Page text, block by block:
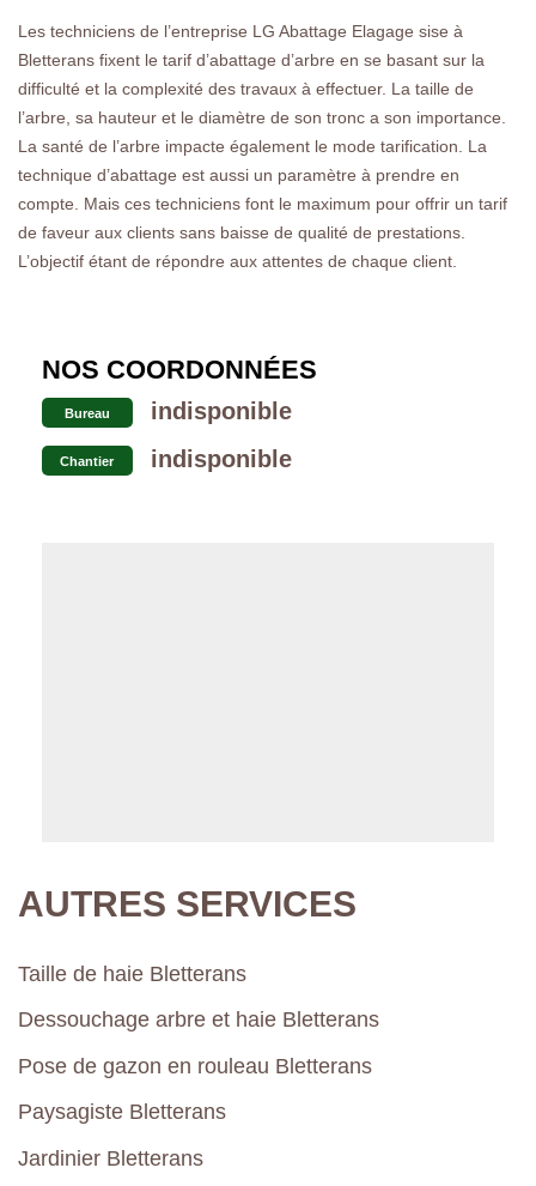
Les techniciens de l’entreprise LG Abattage Elagage sise à
Bletterans fixent le tarif d’abattage d’arbre en se basant sur la
difficulté et la complexité des travaux à effectuer. La taille de
l’arbre, sa hauteur et le diamètre de son tronc a son importance.
La santé de l’arbre impacte également le mode tarification. La
technique d’abattage est aussi un paramètre à prendre en
compte. Mais ces techniciens font le maximum pour offrir un tarif
de faveur aux clients sans baisse de qualité de prestations.
L’objectif étant de répondre aux attentes de chaque client.
NOS COORDONNÉES
Bureau indisponible
Chantier indisponible
AUTRES SERVICES
Taille de haie Bletterans
Dessouchage arbre et haie Bletterans
Pose de gazon en rouleau Bletterans
Paysagiste Bletterans
Jardinier Bletterans